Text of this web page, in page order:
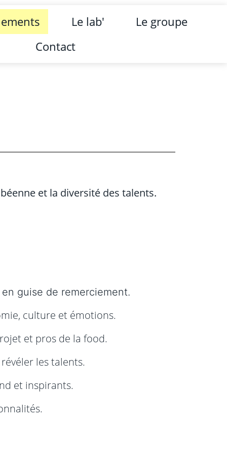
Le lab'
Le groupe
Contact
et la diversité des talents.
guise de remerciement.
culture et émotions.
et pros de la food.
les talents.
et inspirants.